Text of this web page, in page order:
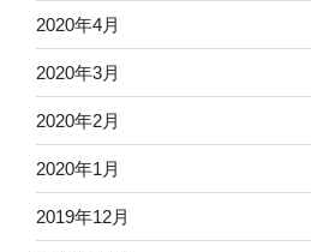
2020年4月
2020年3月
2020年2月
2020年1月
2019年12月